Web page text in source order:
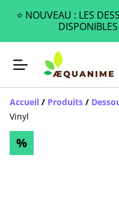
⭐️ NOUVEAU : LES
Accueil / Produits /
Vinyl
%